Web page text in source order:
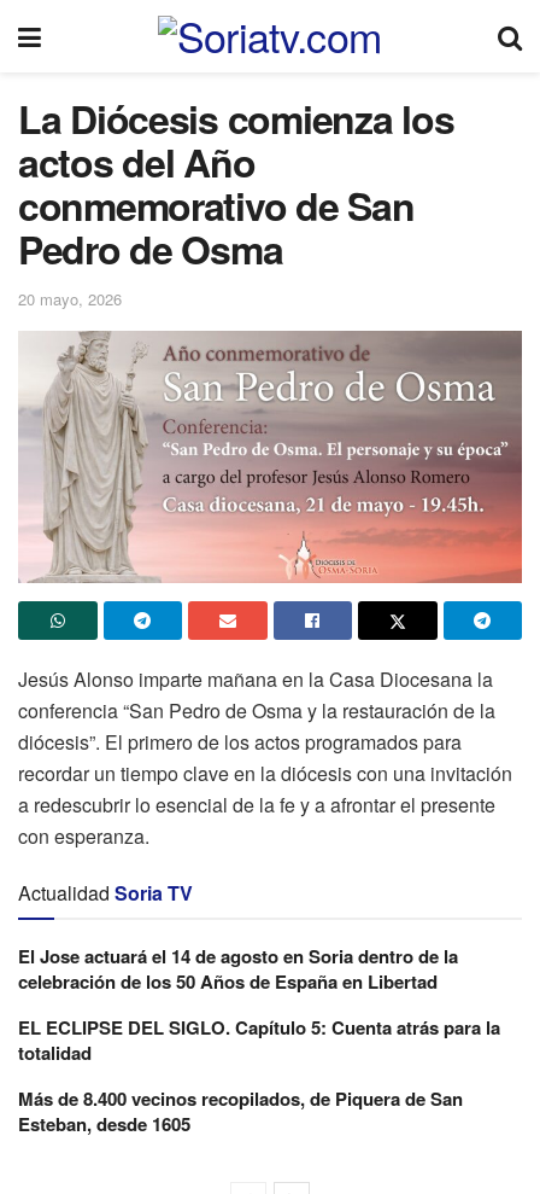
La Diócesis comienza los
actos del Año
conmemorativo de San
Pedro de Osma
20 mayo, 2026
Jesús Alonso imparte mañana en la Casa Diocesana la
conferencia “San Pedro de Osma y la restauración de la
diócesis”. El primero de los actos programados para
recordar un tiempo clave en la diócesis con una invitación
a redescubrir lo esencial de la fe y a afrontar el presente
con esperanza.
Actualidad Soria TV
El Jose actuará el 14 de agosto en Soria dentro de la
celebración de los 50 Años de España en Libertad
EL ECLIPSE DEL SIGLO. Capítulo 5: Cuenta atrás para la
totalidad
Más de 8.400 vecinos recopilados, de Piquera de San
Esteban, desde 1605